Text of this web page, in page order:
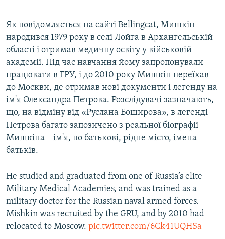
Як повідомляється на сайті Bellingcat, Мишкін
народився 1979 року в селі Лойга в Архангельській
області і отримав медичну освіту у військовій
академії. Під час навчання йому запропонували
працювати в ГРУ, і до 2010 року Мишкін переїхав
до Москви, де отримав нові документи і легенду на
ім'я Олександра Петрова. Розслідувачі зазначають,
що, на відміну від «Руслана Боширова», в легенді
Петрова багато запозичено з реальної біографії
Мишкіна – ім'я, по батькові, рідне місто, імена
батьків.
He studied and graduated from one of Russia’s elite
Military Medical Academies, and was trained as a
military doctor for the Russian naval armed forces.
Mishkin was recruited by the GRU, and by 2010 had
relocated to Moscow. pic.twitter.com/6Ck41UQHSa